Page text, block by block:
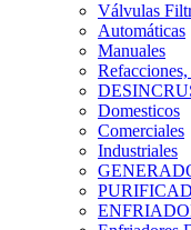
Válvulas
Automáticas
Manuales
Refacciones,
Domesticos
Comerciales
Industriales